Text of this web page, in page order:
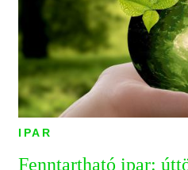
IPAR
Fenntartható ipar: